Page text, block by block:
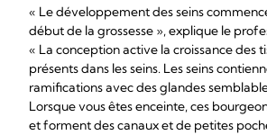
« Le développement des seins
début de la grossesse », explique le
« La conception active la croissance des
présents dans les seins. Les seins
ramifications avec des glandes
Lorsque vous êtes enceinte, ces
et forment des canaux et de petites